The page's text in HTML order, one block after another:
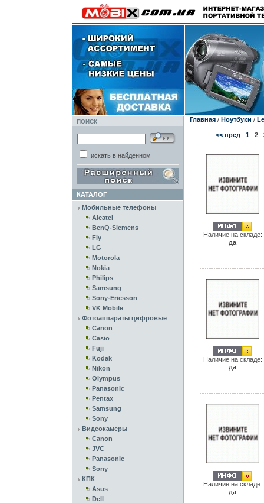
ПОИСК
искать в найденном
КАТАЛОГ
Мобильные телефоны
Alcatel
BenQ-Siemens
Fly
LG
Motorola
Nokia
Philips
Samsung
Sony-Ericsson
VK Mobile
Фотоаппараты цифровые
Canon
Casio
Fuji
Kodak
Nikon
Olympus
Panasonic
Pentax
Samsung
Sony
Видеокамеры
Canon
JVC
Panasonic
Sony
КПК
Asus
Dell
Главная/ Ноутбуки /
<< пред 1 2
Наличие на складе:
да
Наличие на складе:
да
Наличие на складе:
да